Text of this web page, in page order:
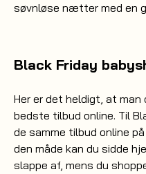
søvnløse nætter med en
Black Friday
Her er det heldigt, at man
bedste tilbud online. Til
de samme tilbud online på
den måde kan du sidde
slappe af, mens du